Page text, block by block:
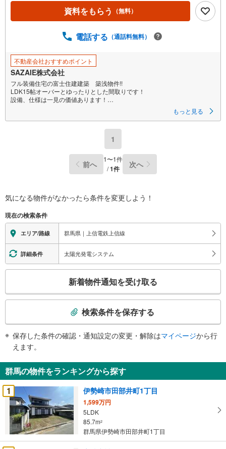
資料をもらう （無料）
電話する （通話料無料）
不動産会社おすすめポイント
SAZAIE株式会社
フル装備住宅の富士住建建築 築浅物件!!
LDK15帖オーバーとゆったりとした間取りです！
設備、仕様は一見の価値あります！
住宅地につき静かな環境です！
土地や物件を仲介するだけではなく、グループ会社の強みを生かし
注文住宅やリフォームなど、お客様のご要望にすぐに対応します。
この時間帯はお電話でのお問い合わせがスムーズにご案内できます。
お気軽にご連絡ください。
【現地での物件見学をご希望の方は】
（1）［室内・現地を見学する］をクリック
（2）本日～4日以内をご希望の方は［ご要望・ご質問欄］に希望日時をご
記入ください
実際に物件を見て、広さ、明るさ、天井の高さ、物件周辺環境など、ぜひ
もっと見る
1
前へ 1〜1件
/1件 次へ
気になる物件がなかったら条件を変更しよう！
現在の検索条件
エリア/路線 群馬県｜上信電鉄上信線
詳細条件 太陽光発電システム
検
知
を
受
け
取
る
・
条
新着物件通知を受け取る
検索条件を保存する
保存した条件の確認・通知設定の変更・解除はマイページから行
えます。
群馬の物件をランキングから探す
1
伊勢崎市田部井町1丁目
1,599万円
5LDK
85.7m2
群馬県伊勢崎市田部井町1丁目